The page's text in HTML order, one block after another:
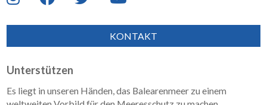
KONTAKT
Unterstützen
Es liegt in unseren Händen, das Balearenmeer zu einem